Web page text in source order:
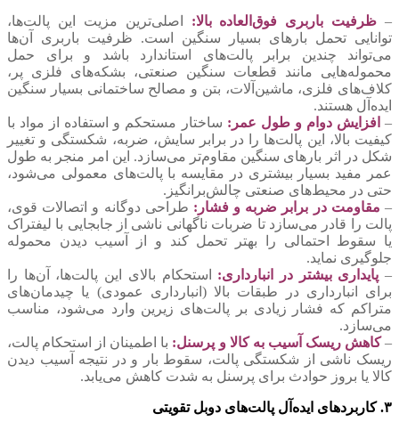
– ظرفیت باربری فوق‌العاده بالا:
اصلی‌ترین مزیت این پالت‌ها،
توانایی تحمل بارهای بسیار سنگین است. ظرفیت باربری آن‌ها
می‌تواند چندین برابر پالت‌های استاندارد باشد و برای حمل
محموله‌هایی مانند قطعات سنگین صنعتی، بشکه‌های فلزی پر،
کلاف‌های فلزی، ماشین‌آلات، بتن و مصالح ساختمانی بسیار سنگین
ایده‌آل هستند.
– افزایش دوام و طول عمر: ساختار مستحکم و استفاده از مواد با
کیفیت بالا، این پالت‌ها را در برابر سایش، ضربه، شکستگی و تغییر
شکل در اثر بارهای سنگین مقاوم‌تر می‌سازد. این امر منجر به طول
عمر مفید بسیار بیشتری در مقایسه با پالت‌های معمولی می‌شود،
حتی در محیط‌های صنعتی چالش‌برانگیز.
– مقاومت در برابر ضربه و فشار: طراحی دوگانه و اتصالات قوی،
پالت را قادر می‌سازد تا ضربات ناگهانی ناشی از جابجایی با لیفتراک
یا سقوط احتمالی را بهتر تحمل کند و از آسیب دیدن محموله
جلوگیری نماید.
– پایداری بیشتر در انبارداری: استحکام بالای این پالت‌ها، آن‌ها را
برای انبارداری در طبقات بالا (انبارداری عمودی) یا چیدمان‌های
متراکم که فشار زیادی بر پالت‌های زیرین وارد می‌شود، مناسب
می‌سازد.
–کاهش ریسک آسیب به کالا و پرسنل: با اطمینان از استحکام پالت،
ریسک ناشی از شکستگی پالت، سقوط بار و در نتیجه آسیب دیدن
کالا یا بروز حوادث برای پرسنل به شدت کاهش می‌یابد.
۳. کاربردهای ایده‌آل پالت‌های دوبل تقویتی